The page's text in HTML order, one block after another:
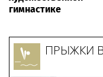
гимнастике
ПРЫЖКИ